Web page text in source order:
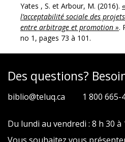
Yates , S. et Arbour, M. (2016).
l’acceptabilité sociale des
entre arbitrage et promotion ».
no 1, pages 73 à 101.
Des questions?
biblio@teluq.ca 1 800 665-
Du lundi au vendredi : 8 h 30 à